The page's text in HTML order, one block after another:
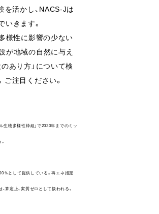
活かし、NACS-Jは
きます。
様性に影響の少ない
が地域の自然に与え
あり方」について検
注目ください。
生物多様性枠組」で2030年までのミッ
％として提供している。再エネ指定
算定上、実質ゼロとして扱われる。